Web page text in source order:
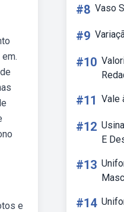
e
#8 Vaso
#9
#10
#11 Vale
#12
E
#13
#14